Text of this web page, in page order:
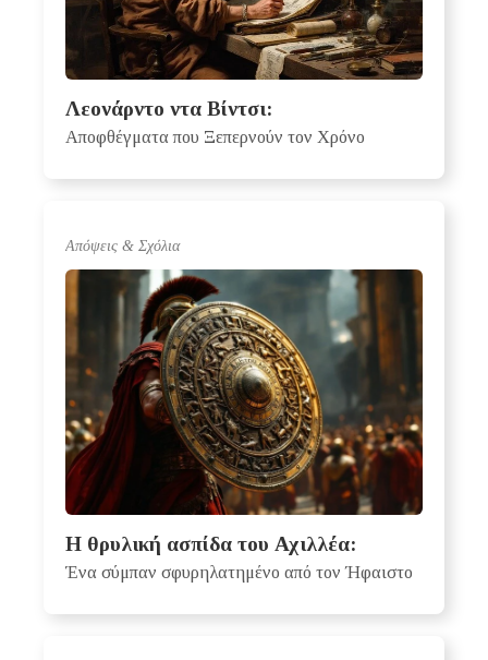
Λεονάρντο ντα Βίντσι:
Αποφθέγματα που Ξεπερνούν τον Χρόνο
Απόψεις & Σχόλια
Η θρυλική ασπίδα του Αχιλλέα:
Ένα σύμπαν σφυρηλατημένο από τον Ήφαιστο